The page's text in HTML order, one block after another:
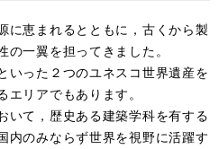
に恵まれるとともに，古くから製
一翼を担ってきました。
いった２つのユネスコ世界遺産を
リアでもあります。
いて，歴史ある建築学科を有する
内のみならず世界を視野に活躍す